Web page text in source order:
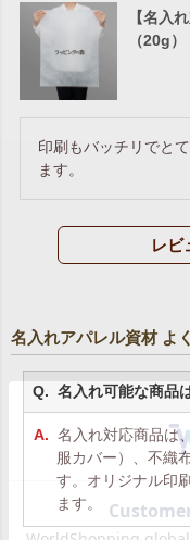
【名入
（20g
印刷もバッチリでと
ます。
レビ
名入れアパレル資材 よ
名入れ可能な商品
名入れ対応商品は
服カバー）、不織
す。オリジナル印
ます。